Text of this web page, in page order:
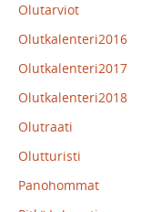
Olutarviot
Olutkalenteri2016
Olutkalenteri2017
Olutkalenteri2018
Olutraati
Olutturisti
Panohommat